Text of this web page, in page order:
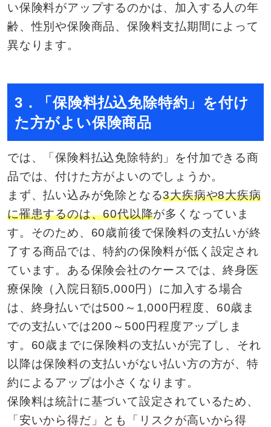
い保険料がアップするのかは、加入する人の年
齢、性別や保険商品、保険料支払期間によって
異なります。
3．「保険料払込免除特約」を付け
た方がよい保険商品
では、「保険料払込免除特約」を付加できる商
品では、付けた方がよいのでしょうか。
まず、払い込みが免除となる3大疾病や8大疾病
に罹患するのは、60代以降が多くなっていま
す。そのため、60歳前後で保険料の支払いが終
了する商品では、特約の保険料が低く設定され
ています。ある保険会社のケースでは、終身医
療保険（入院日額5,000円）に加入する場合
は、終身払いでは500～1,000円程度、60歳ま
での支払いでは200～500円程度アップしま
す。60歳までに保険料の支払いが完了し、それ
以降は保険料の支払いがない払い方の方が、特
約によるアップは小さくなります。
保険料は統計に基づいて設定されているため、
「安いから得だ」とも「リスクが高いから得